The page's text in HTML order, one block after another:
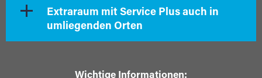
Extraraum mit Service Plus auch in
umliegenden Orten
Wichtige Informationen: